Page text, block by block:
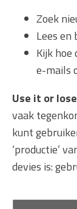
Zoek
Lees en
Kijk
e-mails
Use it or
vaak
kunt
‘productie’
devies is: